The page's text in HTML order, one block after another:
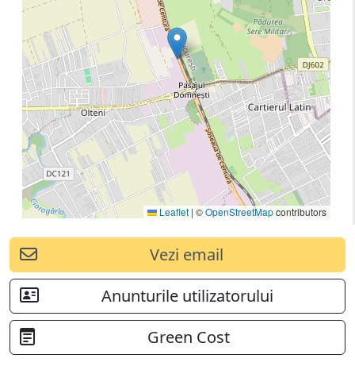
Leaflet | ©OpenStreetMapcontributors
Vezi email
Anunturile utilizatorului
Green Cost